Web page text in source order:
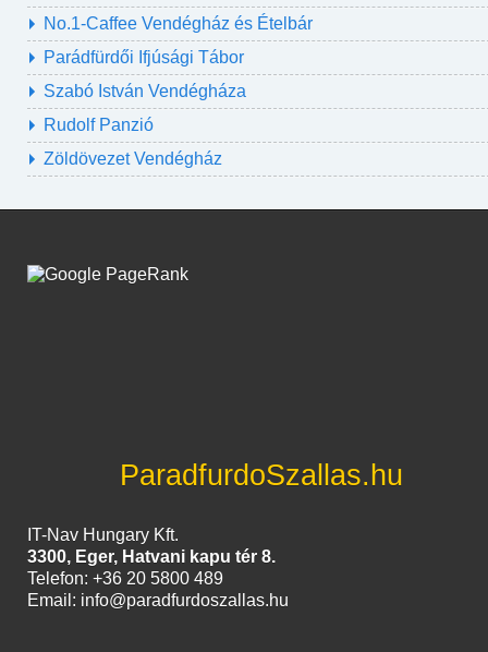
No.1-Caffee Vendégház és Ételbár
Parádfürdői Ifjúsági Tábor
Szabó István Vendégháza
Rudolf Panzió
Zöldövezet Vendégház
ParadfurdoSzallas.hu
IT-Nav Hungary Kft.
3300, Eger, Hatvani kapu tér 8.
Telefon: +36 20 5800 489
Email: info@paradfurdoszallas.hu